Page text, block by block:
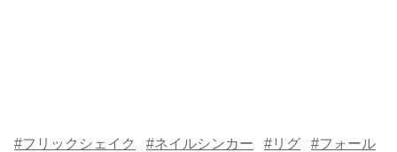
#フリックシェイク #ネイルシンカー #リグ #フォール